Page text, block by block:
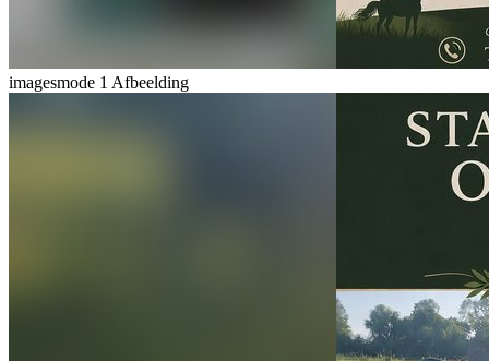
imagesmode 1 Afbeelding